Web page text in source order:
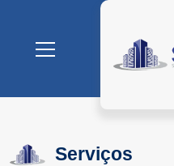
Mostrar/Esconder
Serviços